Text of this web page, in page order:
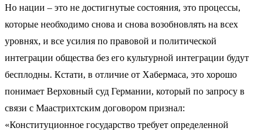
Но нации – это не достигнутые состояния, это процессы,
которые необходимо снова и снова возобновлять на всех
уровнях, и все усилия по правовой и политической
интеграции общества без его культурной интеграции будут
бесплодны. Кстати, в отличие от Хабермаса, это хорошо
понимает Верховный суд Германии, который по запросу в
связи с Маастрихтским договором признал:
«Конституционное государство требует определенной